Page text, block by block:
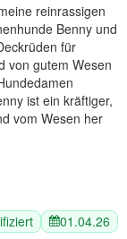
reinrassigen
Benny und
für
von gutem Wesen
ist ein kräftiger,
vom Wesen her
01.04.26